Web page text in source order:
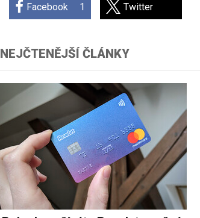
Facebook 1 Twitter
NEJČTENĚJŠÍ ČLÁNKY